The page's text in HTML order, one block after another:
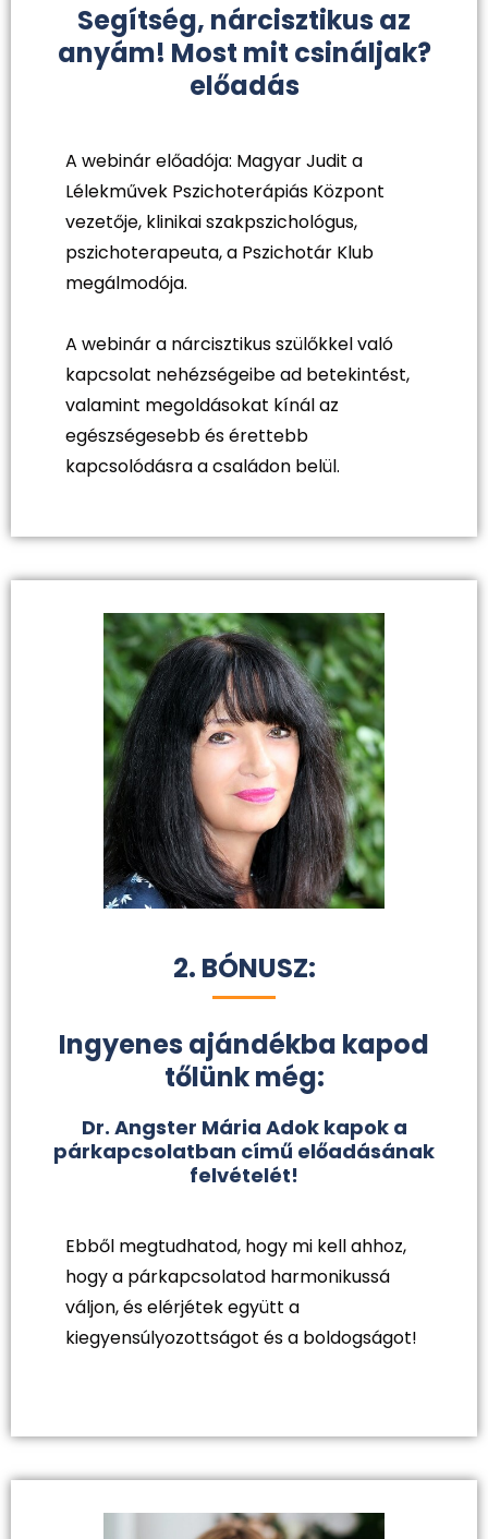
Segítség, nárcisztikus az
anyám! Most mit csináljak?
előadás
A webinár előadója: Magyar Judit a
Lélekművek Pszichoterápiás Központ
vezetője, klinikai szakpszichológus,
pszichoterapeuta, a Pszichotár Klub
megálmodója.
A webinár a nárcisztikus szülőkkel való
kapcsolat nehézségeibe ad betekintést,
valamint megoldásokat kínál az
egészségesebb és érettebb
kapcsolódásra a családon belül.
2. BÓNUSZ:
Ingyenes ajándékba kapod
tőlünk még:
Dr. Angster Mária Adok kapok a
párkapcsolatban című előadásának
felvételét!
Ebből megtudhatod, hogy mi kell ahhoz,
hogy a párkapcsolatod harmonikussá
váljon, és elérjétek együtt a
kiegyensúlyozottságot és a boldogságot!